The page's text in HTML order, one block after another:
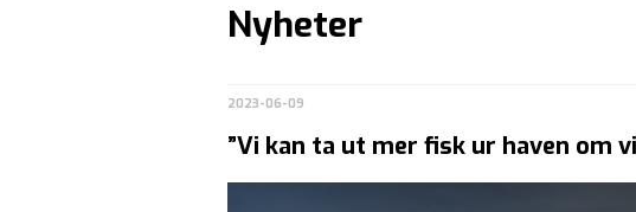
Nyheter
2023-06-09
”Vi kan ta ut mer fisk ur haven om